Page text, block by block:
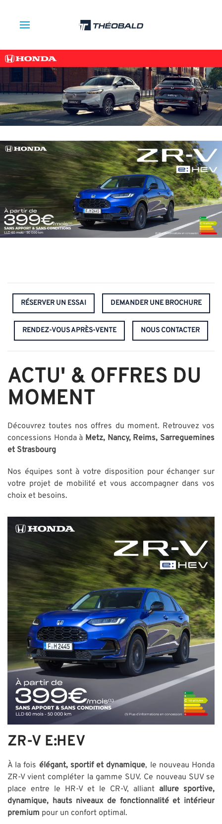
RÉSERVER UN ESSAI DEMANDER UNE BROCHURE
RENDEZ-VOUS APRÈS-VENTE NOUS CONTACTER
ACTU' & OFFRES DU
MOMENT
Découvrez toutes nos offres du moment. Retrouvez vos
concessions Honda à Metz, Nancy, Reims, Sarreguemines
et Strasbourg
Nos équipes sont à votre disposition pour échanger sur
votre projet de mobilité et vous accompagner dans vos
choix et besoins.
ZR-V E:HEV
À la fois élégant, sportif et dynamique, le nouveau Honda
ZR-V vient compléter la gamme SUV. Ce nouveau SUV se
place entre le HR-V et le CR-V, alliant allure sportive,
dynamique, hauts niveaux de fonctionnalité et intérieur
premium pour un confort optimal.